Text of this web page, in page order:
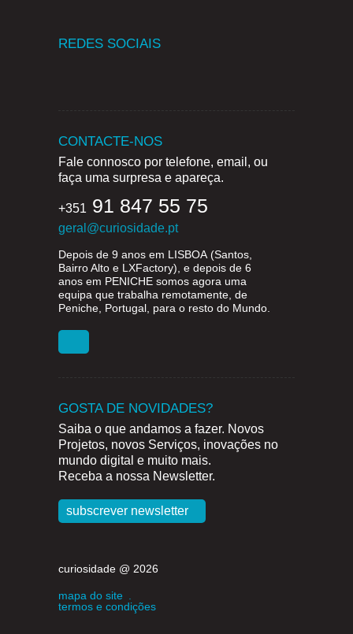
REDES SOCIAIS
CONTACTE-NOS
Fale connosco por telefone, email, ou
faça uma surpresa e apareça.
+351 91 847 55 75
geral@curiosidade.pt
Depois de 9 anos em LISBOA(Santos,
Bairro Alto e LXFactory), e depois de 6
anos em PENICHE somos agora uma
equipa que trabalha remotamente, de
Peniche, Portugal, para o resto do Mundo.
GOSTA DE NOVIDADES?
Saiba o que andamos a fazer. Novos
Projetos, novos Serviços, inovações no
mundo digital e muito mais.
Receba a nossa Newsletter.
subscrever newsletter
curiosidade @ 2026
mapa do site .
termos e condições